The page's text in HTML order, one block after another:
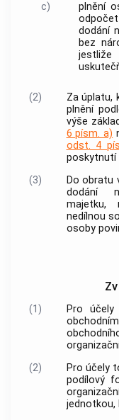
c)
plnění
dodání
bez
(2) Zaúplatu,
plnění
výše
6 písm. a)
odst. 4
poskytnutí
(3)
Doobratu
dodání
majetku,
nedílnou
osoby
(1)
Pro
(2)
Pro účely
podílový
jednotkou,